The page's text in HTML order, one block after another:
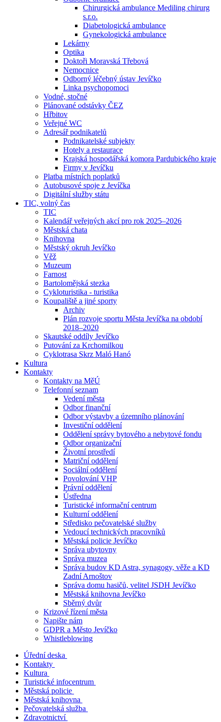
Chirurgická ambulance Mediling chirurg
s.r.o.
Diabetologická ambulance
Gynekologická ambulance
Lekárny
Optika
Doktoři Moravská Třebová
Nemocnice
Odborný léčebný ústav Jevíčko
Linka psychopomoci
Vodné, stočné
Plánované odstávky ČEZ
Hřbitov
Veřejné WC
Adresář podnikatelů
Podnikatelské subjekty
Hotely a restaurace
Krajská hospodářská komora Pardubického kraje
Firmy v Jevíčku
Platba místních poplatků
Autobusové spoje z Jevíčka
Digitální služby státu
TIC, volný čas
TIC
Kalendář veřejných akcí pro rok 2025–2026
Městská chata
Knihovna
Městský okruh Jevíčko
Věž
Muzeum
Farnost
Bartolomějská stezka
Cykloturistika - turistika
Koupaliště a jiné sporty
Archiv
Plán rozvoje sportu Města Jevíčka na období
2018–2020
Skautské oddíly Jevíčko
Putování za Krchomilkou
Cyklotrasa Skrz Maló Hanó
Kultura
Kontakty
Kontakty na MěÚ
Telefonní seznam
Vedení města
Odbor finanční
Odbor výstavby a územního plánování
Investiční oddělení
Oddělení správy bytového a nebytové fondu
Odbor organizační
Životní prostředí
Matriční oddělení
Sociální oddělení
Povolování VHP
Právní oddělení
Ústředna
Turistické informační centrum
Kulturní oddělení
Středisko pečovatelské služby
Vedoucí technických pracovníků
Městská policie Jevíčko
Správa ubytovny
Správa muzea
Správa budov KD Astra, synagogy, věže a KD
Zadní Arnoštov
Správa domu hasičů, velitel JSDH Jevíčko
Městská knihovna Jevíčko
Sběrný dvůr
Krizové řízení města
Napište nám
GDPR a Město Jevíčko
Whistleblowing
Úřední deska
Kontakty
Kultura
Turistické infocentrum
Městská policie
Městská knihovna
Pečovatelská služba
Zdravotnictví